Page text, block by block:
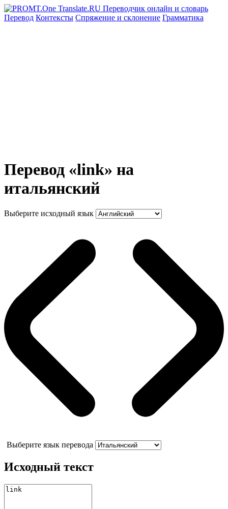
Перевод Контексты Спряжение и склонение Грамматика
Перевод «link» на
итальянский
Выберите исходный язык
Выберите язык перевода
Исходный текст